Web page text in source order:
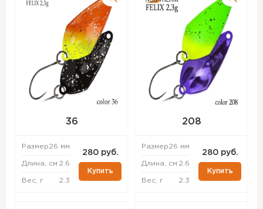
36
Размер26 мм
Длина, см 2.6
Вес, г 2.3
280 руб.
Купить
208
Размер26 мм
Длина, см 2.6
Вес, г 2.3
280 руб.
Купить